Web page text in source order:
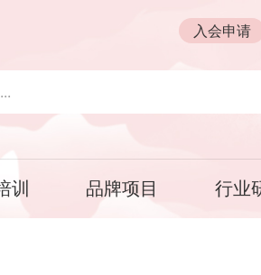
入会申请
训 品牌项目 行业